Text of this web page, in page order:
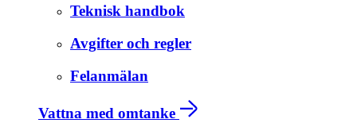
Teknisk handbok
Avgifter och regler
Felanmälan
Vattna med omtanke